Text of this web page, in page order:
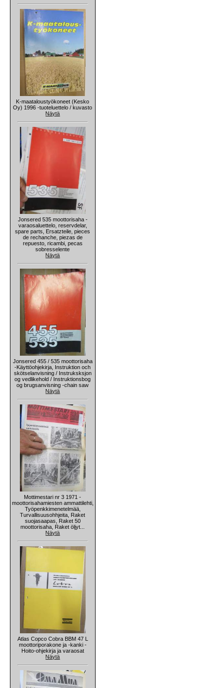
K-maataloustyökoneet (Kesko
Oy) 1996 -tuoteluettelo / kuvasto
Näytä
Jonsered 535 moottorisaha -
varaosaluettelo, reservdelar,
spare parts, Ersatzteile, pieces
de rechanche, piezas de
repuesto, ricambi, pecas
sobresselente
Näytä
Jonsered 455 / 535 moottorisaha
-Käyttöohjekirja, Instruktion och
skötselanvisning / Instruksksjon
og vedlikehold / Instruktionsbog
og brugsanvisning -chain saw
Näytä
Mottimestari nr 3 1971 -
moottorisahamiesten ammattilehti,
Työpenkkimenetelmää,
Turvallisuusohhjeita, Raket
suojasaapas, Raket 50
moottorisaha, Raket öljyt...
Näytä
Atlas Copco Cobra BBM 47 L
moottoriporakone ja -kanki -
Hoito-ohjekirja ja varaosat
Näytä